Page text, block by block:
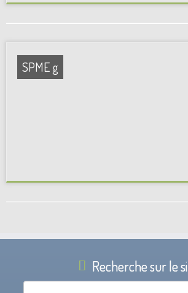
SPME g
Recherche sur le
Rechercher :